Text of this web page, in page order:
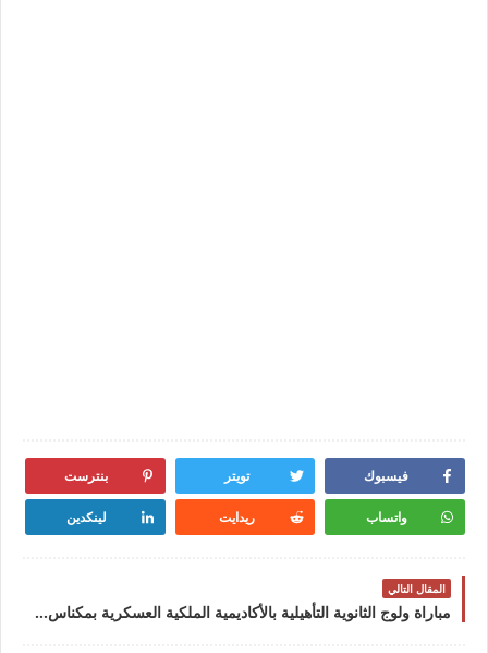
فيسبوك تويتر بنترست
واتساب ريدايت لينكدين
المقال التالي
مباراة ولوج الثانوية التأهيلية بالأكاديمية الملكية العسكرية بمكناس برسم سنة 2025- 2024. آخر أجل هو 05 ماي 2024